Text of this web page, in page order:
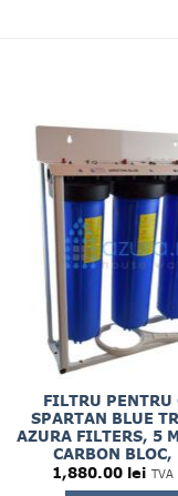
FILTRU PENTRU
SPARTAN BLUE
AZURA FILTERS, 5
CARBON BLOC,
1,880.00 lei TVA